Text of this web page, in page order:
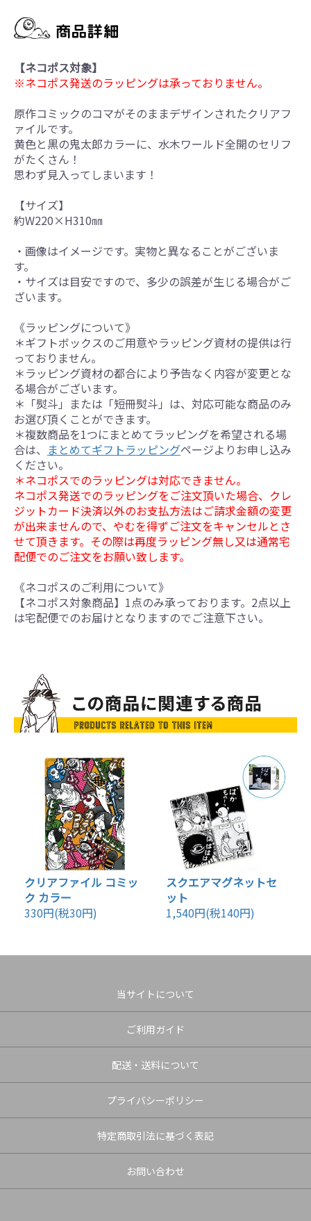
【ネコポス対象】
※ネコポス発送のラッピングは承っておりません。
原作コミックのコマがそのままデザインされたクリアフ
ァイルです。
黄色と黒の鬼太郎カラーに、水木ワールド全開のセリフ
がたくさん！
思わず見入ってしまいます！
【サイズ】
約W220×H310㎜
・画像はイメージです。実物と異なることがございま
す。
・サイズは目安ですので、多少の誤差が生じる場合がご
ざいます。
《ラッピングについて》
＊ギフトボックスのご用意やラッピング資材の提供は行
っておりません。
＊ラッピング資材の都合により予告なく内容が変更とな
る場合がございます。
＊「熨斗」または「短冊熨斗」は、対応可能な商品のみ
お選び頂くことができます。
＊複数商品を1つにまとめてラッピングを希望される場
合は、 まとめてギフトラッピングページよりお申し込み
ください。
＊ネコポスでのラッピングは対応できません。
ネコポス発送でのラッピングをご注文頂いた場合、クレ
ジットカード決済以外のお支払方法はご請求金額の変更
が出来ませんので、やむを得ずご注文をキャンセルとさ
せて頂きます。その際は再度ラッピング無し又は通常宅
配便でのご注文をお願い致します。
《ネコポスのご利用について》
【ネコポス対象商品】1点のみ承っております。2点以上
は宅配便でのお届けとなりますのでご注意下さい。
クリアファイル コミッ
ク カラー
330円(税30円)
スクエアマグネットセ
ット
1,540円(税140円)
当サイトについて
ご利用ガイド
配送・送料について
プライバシーポリシー
特定商取引法に基づく表記
お問い合わせ